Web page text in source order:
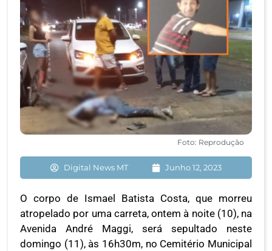
Foto: Reprodução
Digital News MT Junho 12, 2023
O corpo de Ismael Batista Costa, que morreu
atropelado por uma carreta, ontem à noite (10), na
Avenida André Maggi, será sepultado neste
domingo (11), às 16h30m, no Cemitério Municipal